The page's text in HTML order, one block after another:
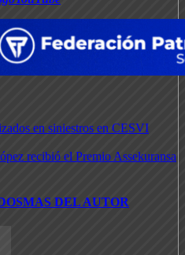
en siniestros en CESVI
recibió el Premio Assekuransa
MAS DEL AUTOR